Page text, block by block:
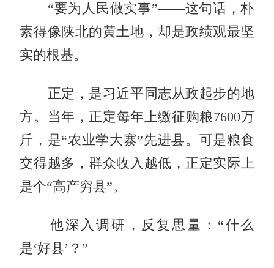
“要为人民做实事”——这句话，朴
素得像陕北的黄土地，却是政绩观最坚
实的根基。
正定，是习近平同志从政起步的地
方。当年，正定每年上缴征购粮7600万
斤，是“农业学大寨”先进县。可是粮食
交得越多，群众收入越低，正定实际上
是个“高产穷县”。
他深入调研，反复思量：“什么
是‘好县’？”